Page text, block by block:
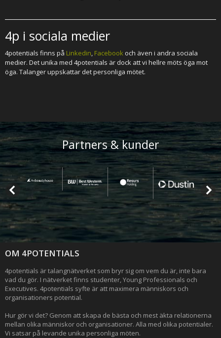
4p i sociala medier
4potentials finns på Linkedin, Facebook och även i andra sociala
medier. Det unika med 4potentials är dock att vi hellre möts öga mot
öga. Talanger uppskattar det personliga mötet.
Partners & kunder
OM 4POTENTIALS
4potentials är talangnätverket som bryr sig om vem du är, inte bara
vad du gör. I nätverket finns studenter, Young Professionals och
Executives. 4potentials syfte är att maximera människors och
organisationers potential.
Hur gör vi det? Genom att skapa de bästa och mest äkta relationerna
mellan olika människor och organisationer. Alla med olika potentialer.
Vi satsar på levande unika personliga möten.